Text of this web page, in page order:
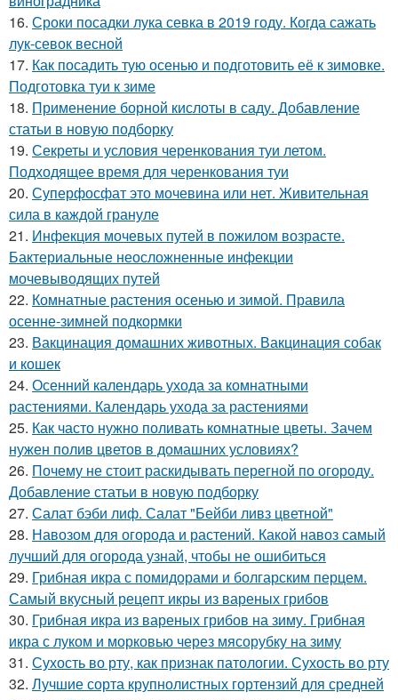
16. Сроки посадки лука севка в 2019 году. Когда сажать
лук-севок весной
17. Как посадить тую осенью и подготовить её к зимовке.
Подготовка туи к зиме
18. Применение борной кислоты в саду. Добавление
статьи в новую подборку
19. Секреты и условия черенкования туи летом.
Подходящее время для черенкования туи
20. Суперфосфат это мочевина или нет. Живительная
сила в каждой грануле
21. Инфекция мочевых путей в пожилом возрасте.
Бактериальные неосложненные инфекции
мочевыводящих путей
22. Комнатные растения осенью и зимой. Правила
осенне-зимней подкормки
23. Вакцинация домашних животных. Вакцинация собак
и кошек
24. Осенний календарь ухода за комнатными
растениями. Календарь ухода за растениями
25. Как часто нужно поливать комнатные цветы. Зачем
нужен полив цветов в домашних условиях?
26. Почему не стоит раскидывать перегной по огороду.
Добавление статьи в новую подборку
27. Салат бэби лиф. Салат "Бейби ливз цветной"
28. Навозом для огорода и растений. Какой навоз самый
лучший для огорода узнай, чтобы не ошибиться
29. Грибная икра с помидорами и болгарским перцем.
Самый вкусный рецепт икры из вареных грибов
30. Грибная икра из вареных грибов на зиму. Грибная
икра с луком и морковью через мясорубку на зиму
31. Сухость во рту, как признак патологии. Сухость во рту
32. Лучшие сорта крупнолистных гортензий для средней